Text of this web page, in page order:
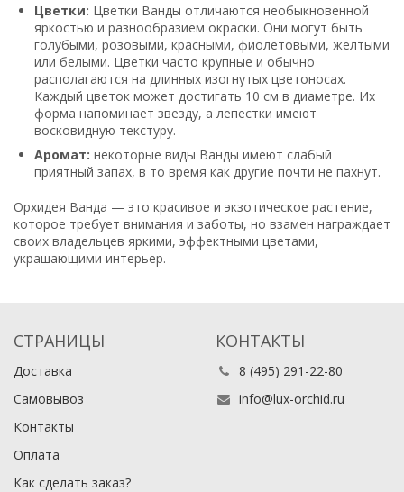
Цветки: Цветки Ванды отличаются необыкновенной
яркостью и разнообразием окраски. Они могут быть
голубыми, розовыми, красными, фиолетовыми, жёлтыми
или белыми. Цветки часто крупные и обычно
располагаются на длинных изогнутых цветоносах.
Каждый цветок может достигать 10 см в диаметре. Их
форма напоминает звезду, а лепестки имеют
восковидную текстуру.
Аромат: некоторые виды Ванды имеют слабый
приятный запах, в то время как другие почти не пахнут.
Орхидея Ванда — это красивое и экзотическое растение,
которое требует внимания и заботы, но взамен награждает
своих владельцев яркими, эффектными цветами,
украшающими интерьер.
СТРАНИЦЫ
Доставка
Самовывоз
Контакты
Оплата
Как сделать заказ?
КОНТАКТЫ
8 (495) 291-22-80
info@lux-orchid.ru